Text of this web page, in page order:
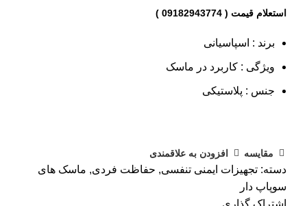
برند : اسپاسیانی
ویژگی : کاربرد در ماسک
جنس : پلاستیکی
مقایسه افزودن به علاقمندی
دسته: تجهیزات ایمنی تنفسی, حفاظت فردی, ماسک های
سوپاپ دار
اشتراک گذاری